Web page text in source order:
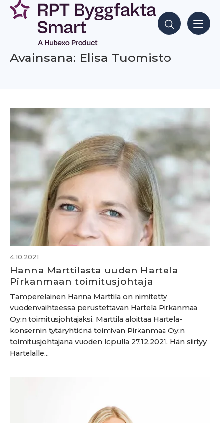
Siirry
sisältöön
Hae sisältöjä
Avainsana: Elisa Tuomisto
4.10.2021
Hanna Marttilasta uuden Hartela
Pirkanmaan toimitusjohtaja
Tamperelainen Hanna Marttila on nimitetty
vuodenvaihteessa perustettavan Hartela Pirkanmaa
Oy:n toimitusjohtajaksi. Marttila aloittaa Hartela-
konsernin tytäryhtiönä toimivan Pirkanmaa Oy:n
toimitusjohtajana vuoden lopulla 27.12.2021. Hän siirtyy
Hartelalle...